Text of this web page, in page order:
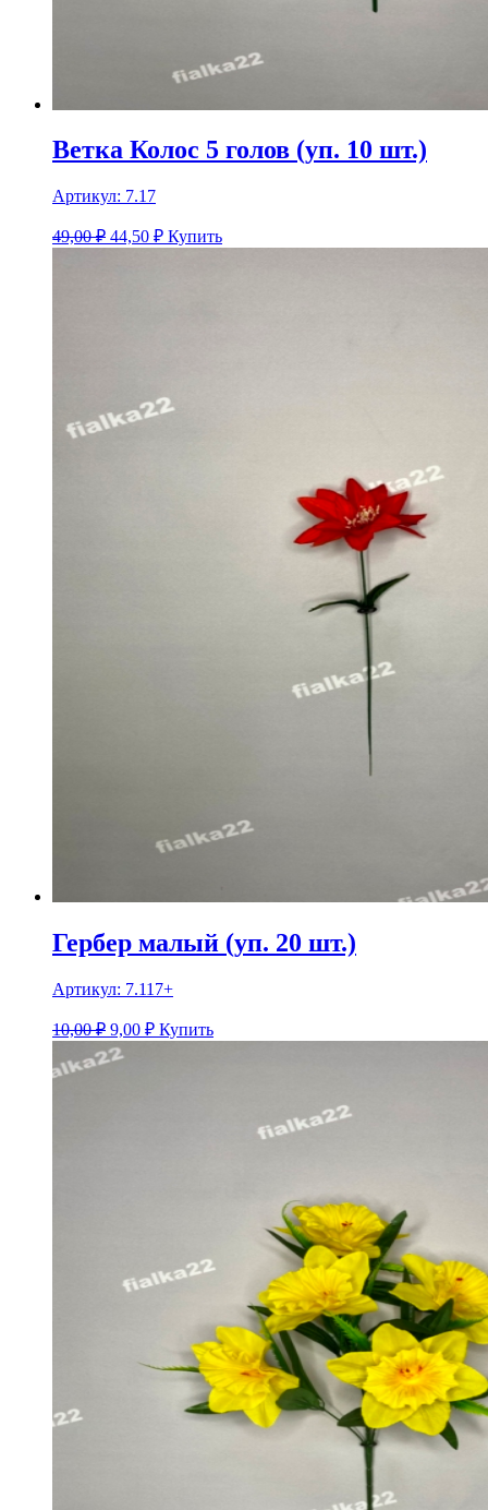
Ветка Колос 5 голов (уп. 10 шт.)
Артикул: 7.17
49,00 ₽ 44,50 ₽ Купить
Гербер малый (уп. 20 шт.)
Артикул: 7.117+
10,00 ₽ 9,00 ₽ Купить